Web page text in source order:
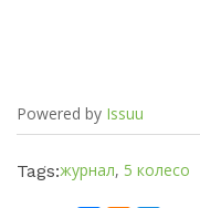
Powered by Issuu
Tags:журнал, 5 колесо